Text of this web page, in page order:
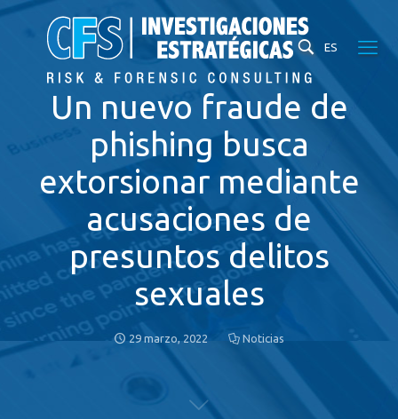
ES
Un nuevo fraude de
phishing busca
extorsionar mediante
acusaciones de
presuntos delitos
sexuales
29 marzo, 2022 Noticias